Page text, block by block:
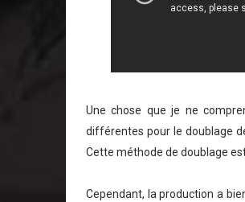
Une chose que je ne
différentes pour le doublage
Cette méthode de doublage
Cependant, la production a